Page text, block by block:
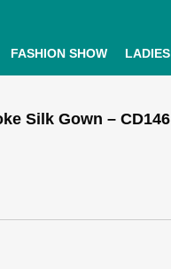
FASHION SHOW
Silk Gown – CD146